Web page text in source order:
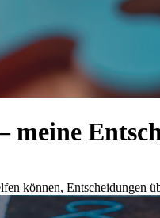
meine
können, Entscheidungen